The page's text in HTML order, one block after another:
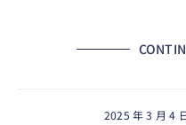
2025 年 3 月 4